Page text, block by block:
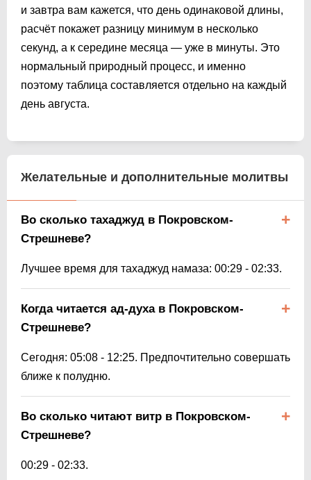
и завтра вам кажется, что день одинаковой длины,
расчёт покажет разницу минимум в несколько
секунд, а к середине месяца — уже в минуты. Это
нормальный природный процесс, и именно
поэтому таблица составляется отдельно на каждый
день августа.
Желательные и дополнительные молитвы
Во сколько тахаджуд в Покровском-
Стрешневе?
Лучшее время для тахаджуд намаза: 00:29 - 02:33.
Когда читается ад-духа в Покровском-
Стрешневе?
Сегодня: 05:08 - 12:25. Предпочтительно совершать
ближе к полудню.
Во сколько читают витр в Покровском-
Стрешневе?
00:29 - 02:33.